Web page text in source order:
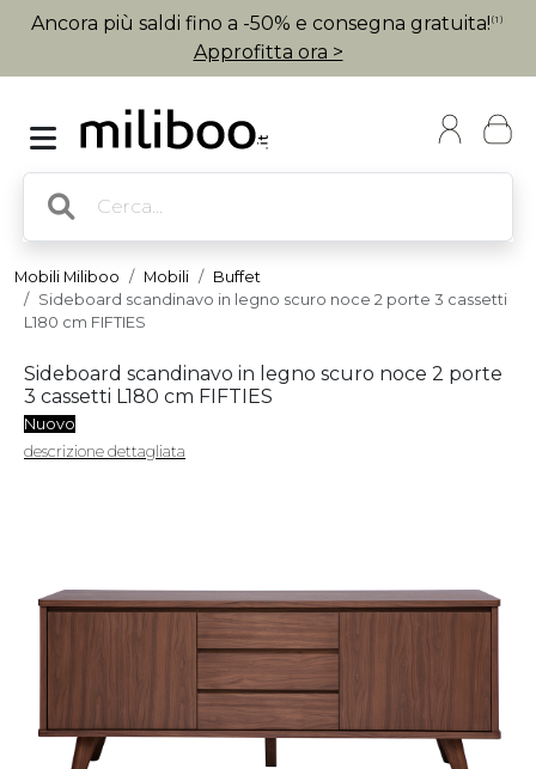
Ancora più saldi fino a -50% e consegna gratuita! (1)
Approfitta ora >
Mobili Miliboo Mobili
Buffet
Sideboard scandinavo in legno scuro noce 2 porte 3 cassetti
L180 cm FIFTIES
Sideboard scandinavo in legno scuro noce 2 porte
3 cassetti L180 cm FIFTIES
Nuovo
descrizione dettagliata